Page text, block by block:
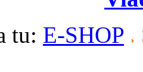
tu: E-SHOP